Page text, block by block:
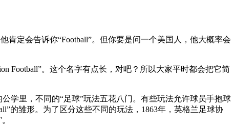
定会告诉你“Football”。但你要是问一个美国人，他大概率会
Football”。这个名字有点长，对吧？所以大家平时都会把它简
学里，不同的“足球”玩法五花八门。有些玩法允许球员手抱球
的雏形。为了区分这些不同的玩法，1863年，英格兰足球协